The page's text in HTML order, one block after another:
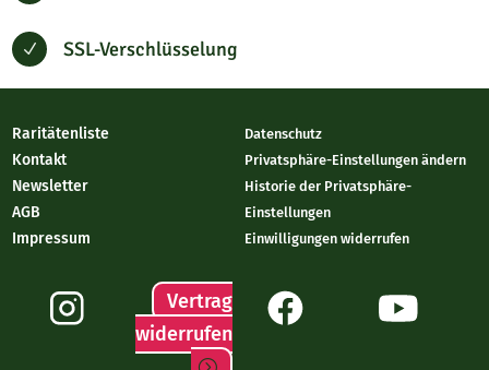
N SSL-Verschlüsselung
Raritätenliste
Kontakt
Newsletter
AGB
Impressum
Datenschutz
Privatsphäre-Einstellungen ändern
Historie der Privatsphäre-
Einstellungen
Einwilligungen widerrufen
Vertrag
widerrufen